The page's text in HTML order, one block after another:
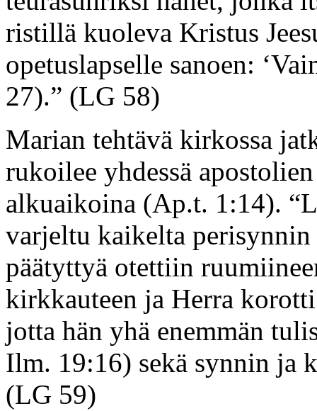
ristillä kuoleva Kristus
opetuslapselle sanoen:
27).” (LG 58)
Marian tehtävä kirkossa
rukoilee yhdessä
alkuaikoina (Ap.t. 1:14).
varjeltu kaikelta
päätyttyä otettiin
kirkkauteen ja Herra
jotta hän yhä enemmän
Ilm. 19:16) sekä synnin ja
(LG 59)